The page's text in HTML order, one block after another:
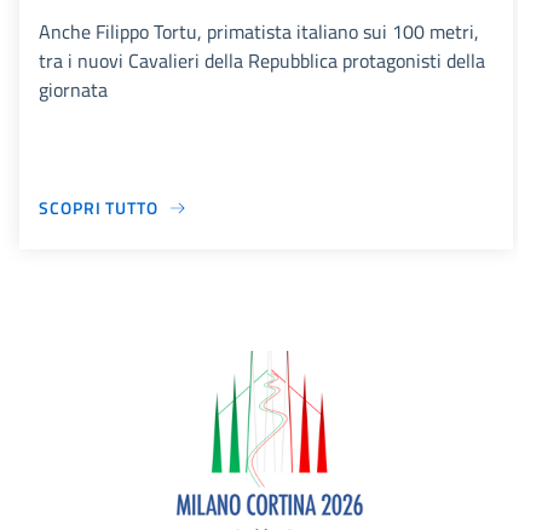
Anche Filippo Tortu, primatista italiano sui 100 metri,
tra i nuovi Cavalieri della Repubblica protagonisti della
giornata
SCOPRI TUTTO